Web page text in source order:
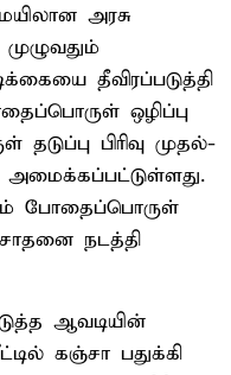
அரசு
தீவிரப்படுத்தி
ஒழிப்பு
பிரிவு முதல்-
போதைப்பொருள்
சோதனை நடத்தி
ஆவடியின்
கஞ்சா பதுக்கி